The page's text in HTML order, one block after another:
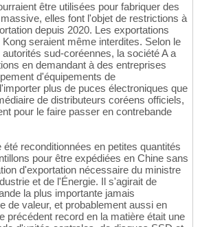
être utilisées pour fabriquer des
elles font l'objet de restrictions à
depuis 2020. Les exportations
seraient même interdites. Selon le
sud-coréennes, la société A a
en demandant à des entreprises
d'équipements de
plus de puces électroniques que
de distributeurs coréens officiels,
pour le faire passer en contrebande
reconditionnées en petites quantités
pour être expédiées en Chine sans
d'exportation nécessaire du ministre
et de l'Énergie. Il s'agirait de
la plus importante jamais
de valeur, et probablement aussi en
précédent record en la matière était une